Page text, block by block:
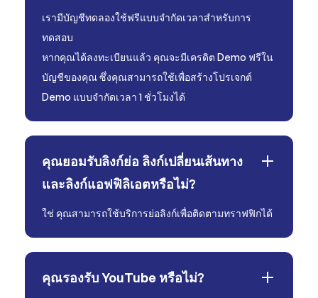
เรามีบัญชีทดลองใช้ฟรีแบบจำกัดเวลาสำหรับการ
ทดสอบ
หากคุณได้ลงทะเบียนแล้ว คุณจะมีเครดิต Demo ฟรีใน
บัญชีของคุณ ซึ่งคุณสามารถใช้เพื่อสร้างโปรเจกต์
Demo แบบจำกัดเวลา 1 ชั่วโมงได้
คุณยอมรับลิงก์ย่อ ลิงก์เปลี่ยนเส้นทาง
และลิงก์แอฟฟิลิเอตหรือไม่?
ใช่ คุณสามารถใช้บริการย่อลิงก์เพื่อติดตามทราฟฟิกได้
คุณรองรับ YouTube หรือไม่?